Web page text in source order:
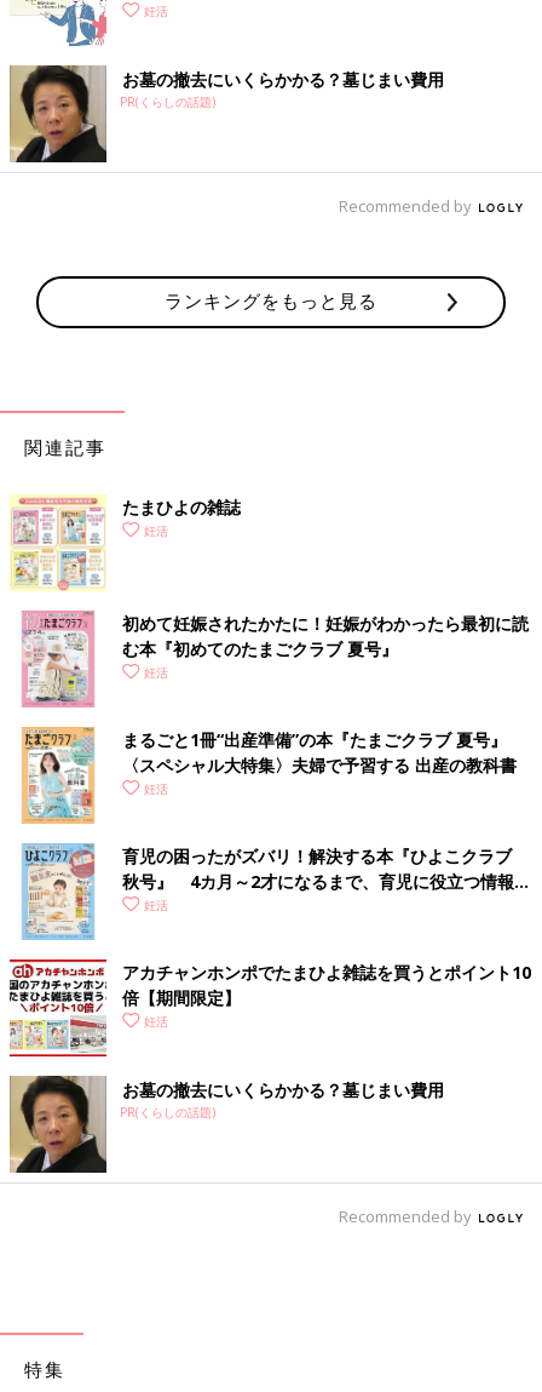
妊活
お墓の撤去にいくらかかる？墓じまい費用
PR(くらしの話題)
Recommended by
ランキングをもっと見る
関連記事
たまひよの雑誌
妊活
初めて妊娠されたかたに！妊娠がわかったら最初に読
む本『初めてのたまごクラブ 夏号』
妊活
まるごと1冊“出産準備”の本『たまごクラブ 夏号』
〈スペシャル大特集〉夫婦で予習する 出産の教科書
妊活
育児の困ったがズバリ！解決する本『ひよこクラブ
秋号』 4カ月～2才になるまで、育児に役立つ情報が
いっぱい！
妊活
アカチャンホンポでたまひよ雑誌を買うとポイント10
倍【期間限定】
妊活
お墓の撤去にいくらかかる？墓じまい費用
PR(くらしの話題)
Recommended by
特集